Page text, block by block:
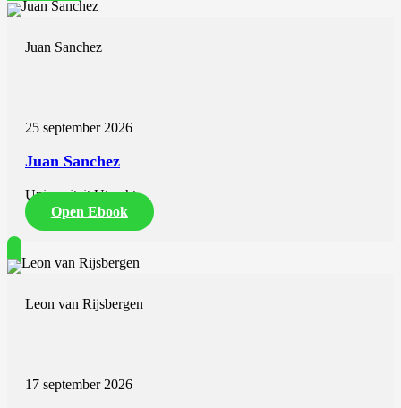
Juan Sanchez
25 september 2026
Juan Sanchez
Universiteit Utrecht
Open Ebook
Leon van Rijsbergen
17 september 2026